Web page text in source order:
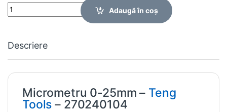
Quantity
Adaugă în coș
Descriere
Micrometru 0-25mm – Teng
Tools – 270240104